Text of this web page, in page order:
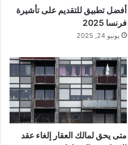
أفضل تطبيق للتقديم على تأشيرة
فرنسا 2025
يونيو 24, 2025
متى يحق لمالك العقار إلغاء عقد